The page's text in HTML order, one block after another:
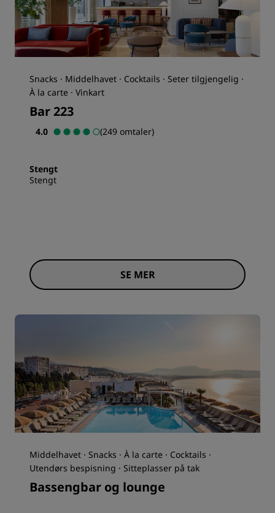
Snacks · Middelhavet · Cocktails · Seter tilgjengelig ·
À la carte · Vinkart
Bar 223
4.0 (249 omtaler)
Stengt
Stengt
SE MER
Middelhavet · Snacks · À la carte · Cocktails ·
Utendørs bespisning · Sitteplasser på tak
Bassengbar og lounge